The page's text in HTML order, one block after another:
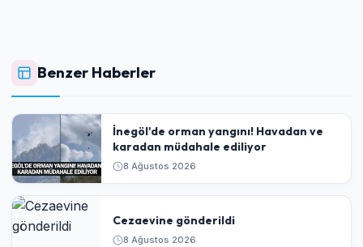
Benzer Haberler
İnegöl'de orman yangını! Havadan ve
karadan müdahale ediliyor
8 Ağustos 2026
Cezaevine gönderildi
8 Ağustos 2026